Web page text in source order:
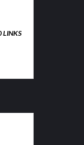
LINKS